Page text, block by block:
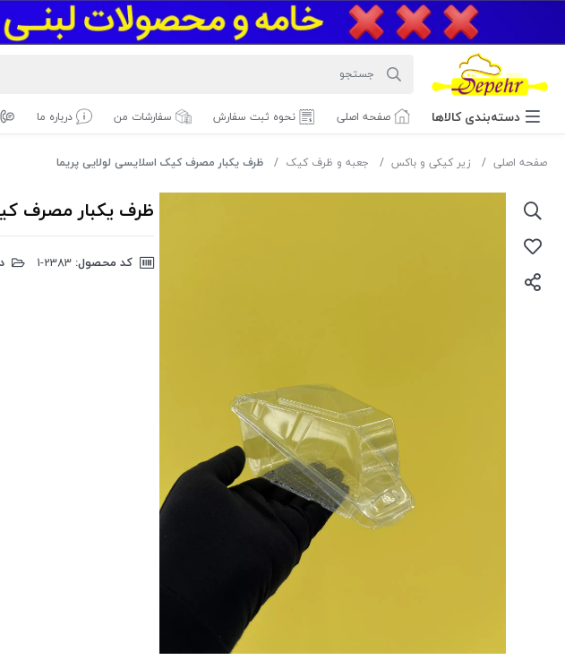
دسته‌بندی‌ کالاها صفحه اصلی نحوه ثبت سفارش سفارشات من درباره ما
صفحه اصلی زیر کیکی و باکس جعبه و ظرف کیک ظرف یکبار مصرف کیک اسلایسی لولایی پریما
ظرف یکبار مصرف
کد محصول: